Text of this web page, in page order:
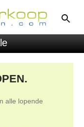
alle lopende